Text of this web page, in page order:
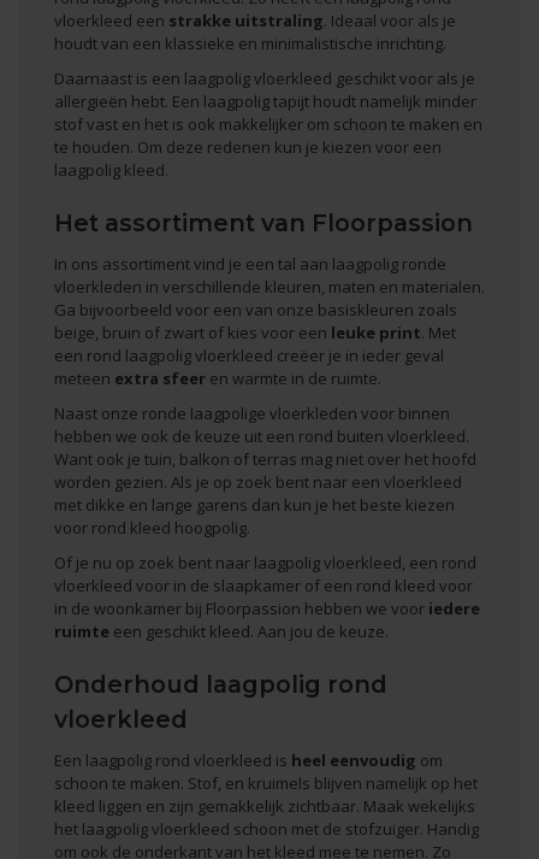
vloerkleed een strakke uitstraling. Ideaal voor als je
houdt van een klassieke en minimalistische inrichting.
Daarnaast is een laagpolig vloerkleed geschikt voor als je
allergieën hebt. Een laagpolig tapijt houdt namelijk minder
stof vast en het is ook makkelijker om schoon te maken en
te houden. Om deze redenen kun je kiezen voor een
laagpolig kleed.
Het assortiment van Floorpassion
In ons assortiment vind je een tal aan laagpolig ronde
vloerkleden in verschillende kleuren, maten en materialen.
Ga bijvoorbeeld voor een van onze basiskleuren zoals
beige, bruin of zwart of kies voor een leuke print. Met
een rond laagpolig vloerkleed creëer je in ieder geval
meteen extra sfeer en warmte in de ruimte.
Naast onze ronde laagpolige vloerkleden voor binnen
hebben we ook de keuze uit een rond buiten vloerkleed.
Want ook je tuin, balkon of terras mag niet over het hoofd
worden gezien. Als je op zoek bent naar een vloerkleed
met dikke en lange garens dan kun je het beste kiezen
voor rond kleed hoogpolig.
Of je nu op zoek bent naar laagpolig vloerkleed, een rond
vloerkleed voor in de slaapkamer of een rond kleed voor
in de woonkamer bij Floorpassion hebben we voor iedere
ruimte een geschikt kleed. Aan jou de keuze.
Onderhoud laagpolig rond
vloerkleed
Een laagpolig rond vloerkleed is heel eenvoudig om
schoon te maken. Stof, en kruimels blijven namelijk op het
kleed liggen en zijn gemakkelijk zichtbaar. Maak wekelijks
het laagpolig vloerkleed schoon met de stofzuiger. Handig
om ook de onderkant van het kleed mee te nemen. Zo